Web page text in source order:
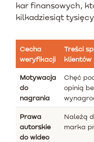
kar finansowych,
kilkadziesiąt
Cecha
weryfikacji
Treści
klientów
Motywacja
do
nagrania
Chęć
opinią
Prawa
autorskie
do wideo
Należą
marka